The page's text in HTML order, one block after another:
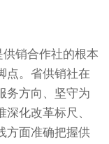
供销合作社的根本
点。省供销社在
务方向、坚守为
化改革标尺、
方面准确把握供